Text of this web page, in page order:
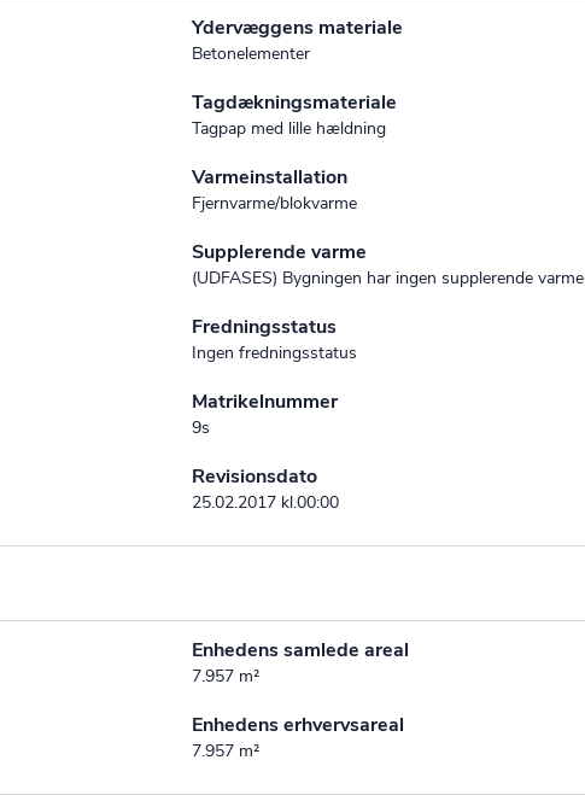
Ydervæggens materiale
Betonelementer
Tagdækningsmateriale
Tagpap med lille hældning
Varmeinstallation
Fjernvarme/blokvarme
Supplerende varme
(UDFASES) Bygningen har ingen supplerende varme
Fredningsstatus
Ingen fredningsstatus
Matrikelnummer
9s
Revisionsdato
25.02.2017 kl.00:00
Enhedens samlede areal
7.957 m²
Enhedens erhvervsareal
7.957 m²